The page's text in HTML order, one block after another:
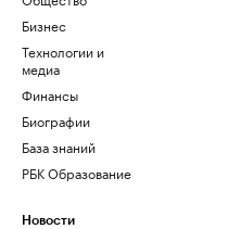
Бизнес
Технологии и
медиа
Финансы
Биографии
База знаний
РБК Образование
Новости